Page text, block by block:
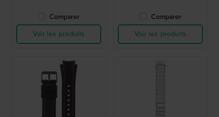
Comparer
Voir les produits
Comparer
Voir les produits